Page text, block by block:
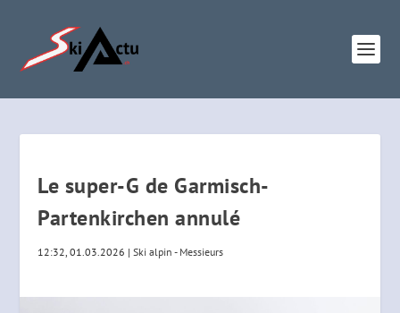
Le super-G de Garmisch-
Partenkirchen annulé
12:32, 01.03.2026 |Ski alpin - Messieurs